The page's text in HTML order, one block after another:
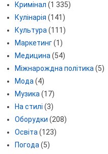
Кримінал (1 335)
Кулінарія (141)
Культура (111)
Маркетинг(1)
Медицина (54)
Міжнарождна політика (5)
Мода (4)
Музика (17)
На стилі (3)
Оборудки (208)
Освіта (123)
Погода (5)